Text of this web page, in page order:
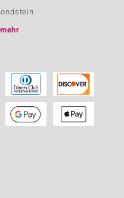
mehr